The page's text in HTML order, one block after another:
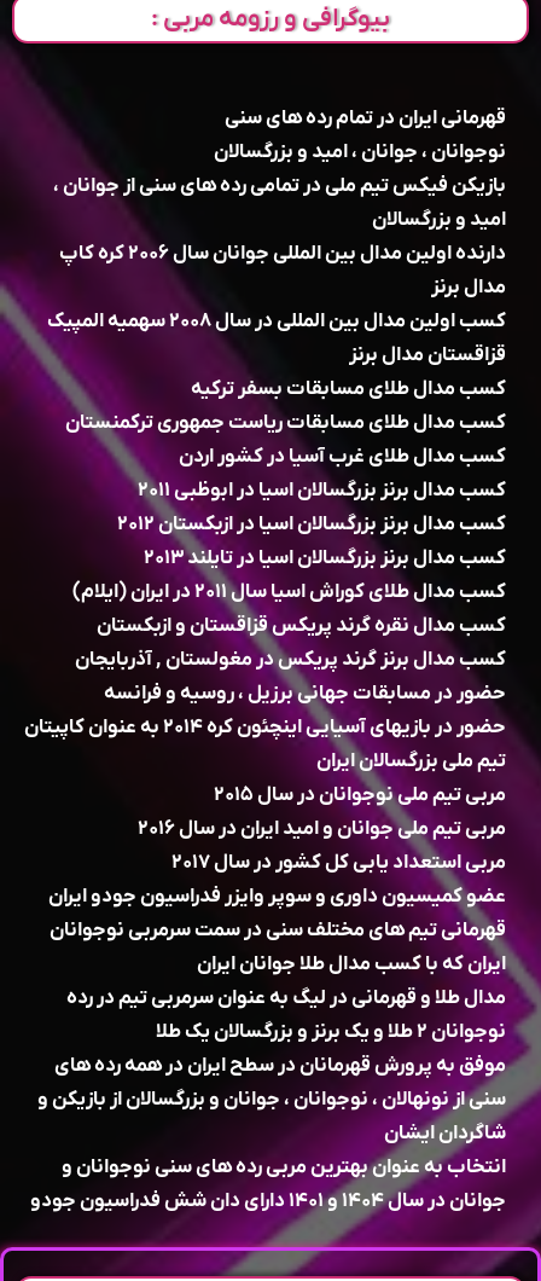
بیوگرافی و رزومه مربی :
قهرمانی ایران در تمام رده های سنی
نوجوانان ، جوانان ، امید و بزرگسالان
بازیکن فیکس تیم ملی در تمامی رده های سنی از جوانان ،
امید و بزرگسالان
دارنده اولین مدال بین المللی جوانان سال ۲۰۰۶ کره کاپ
مدال برنز
کسب اولین مدال بین المللی در سال ۲۰۰۸ سهمیه المپیک
قزاقستان مدال برنز
کسب مدال طلای مسابقات بسفر ترکیه
کسب مدال طلای مسابقات ریاست جمهوری ترکمنستان
کسب مدال طلای غرب آسیا در کشور اردن
کسب مدال برنز بزرگسالان اسیا در ابوظبی ۲۰۱۱
کسب مدال برنز بزرگسالان اسیا در ازبکستان ۲۰۱۲
کسب مدال برنز بزرگسالان اسیا در تایلند ۲۰۱۳
کسب مدال طلای کوراش اسیا سال ۲۰۱۱ در ایران (ایلام)
کسب مدال نقره گرند پریکس قزاقستان و ازبکستان
کسب مدال برنز گرند پریکس در مغولستان , آذربایجان
حضور در مسابقات جهانی برزیل ، روسیه و فرانسه
حضور در بازیهای آسیایی اینچئون کره ۲۰۱۴ به عنوان کاپیتان
تیم ملی بزرگسالان ایران
مربی تیم ملی نوجوانان در سال ۲۰۱۵
مربی تیم ملی جوانان و امید ایران در سال ۲۰۱۶
مربی استعداد یابی کل کشور در سال ۲۰۱۷
عضو کمیسیون داوری و سوپر وایزر فدراسیون جودو ایران
قهرمانی تیم های مختلف سنی در سمت سرمربی نوجوانان
ایران که با کسب مدال طلا جوانان ایران
مدال طلا و قهرمانی در لیگ به عنوان سرمربی تیم در رده
نوجوانان ۲ طلا و یک برنز و بزرگسالان یک طلا
موفق به پرورش قهرمانان در سطح ایران در همه رده های
سنی از نونهالان ، نوجوانان ، جوانان و بزرگسالان از بازیکن و
شاگردان ایشان
انتخاب به عنوان بهترین مربی رده های سنی نوجوانان و
جوانان در سال ۱۴۰۴ و ۱۴۰۱ دارای دان شش فدراسیون جودو